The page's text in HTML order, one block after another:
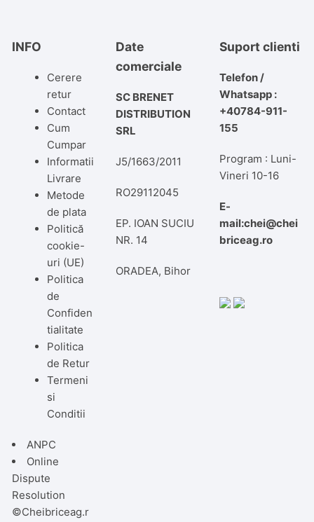
INFO
Cerere
retur
Contact
Cum
Cumpar
Informatii
Livrare
Metode
de plata
Politică
cookie-
uri (UE)
Politica
de
Confiden
tialitate
Politica
de Retur
Termeni
si
Conditii
ANPC
Online
Dispute
Resolution
Date
comerciale
SC BRENET
DISTRIBUTION
SRL
J5/1663/2011
RO29112045
EP. IOAN SUCIU
NR. 14
ORADEA, Bihor
Suport clienti
Telefon /
Whatsapp :
+40784-911-
155
Program : Luni-
Vineri 10-16
E-
mail:chei@chei
briceag.ro
©Cheibriceag.r